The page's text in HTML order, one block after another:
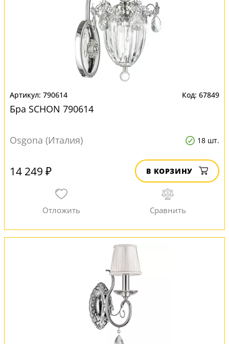
790614 67849
Бра SCHON 790614
Osgona (Италия) 18 шт.
14 249 ₽ В КОРЗИНУ